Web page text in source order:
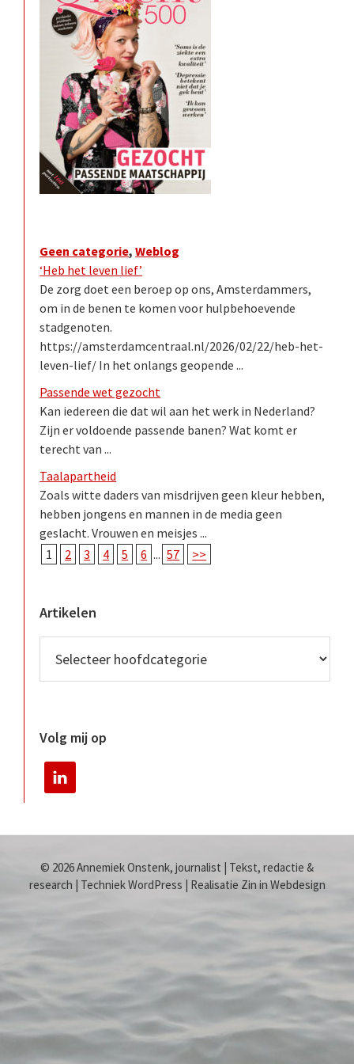
Geen categorie,Weblog
‘Heb het leven lief’
De zorg doet een beroep op ons, Amsterdammers,
om in de benen te komen voor hulpbehoevende
stadgenoten.
https://amsterdamcentraal.nl/2026/02/22/heb-het-
leven-lief/ In het onlangs geopende ...
Passende wet gezocht
Kan iedereen die dat wil aan het werk in Nederland?
Zijn er voldoende passende banen? Wat komt er
terecht van ...
Taalapartheid
Zoals witte daders van misdrijven geen kleur hebben,
hebben jongens en mannen in de media geen
geslacht. Vrouwen en meisjes ...
1
2 3 4 5 6 ... 57 >>
Artikelen
Volg mij op
© 2026 Annemiek Onstenk, journalist | Tekst, redactie &
research | Techniek WordPress | Realisatie Zin in Webdesign